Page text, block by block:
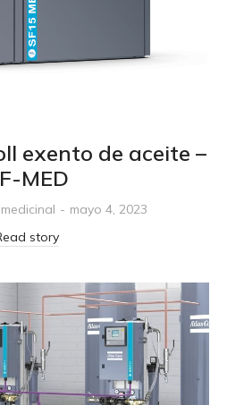
exento de aceite –
MED
mayo 4, 2023
story